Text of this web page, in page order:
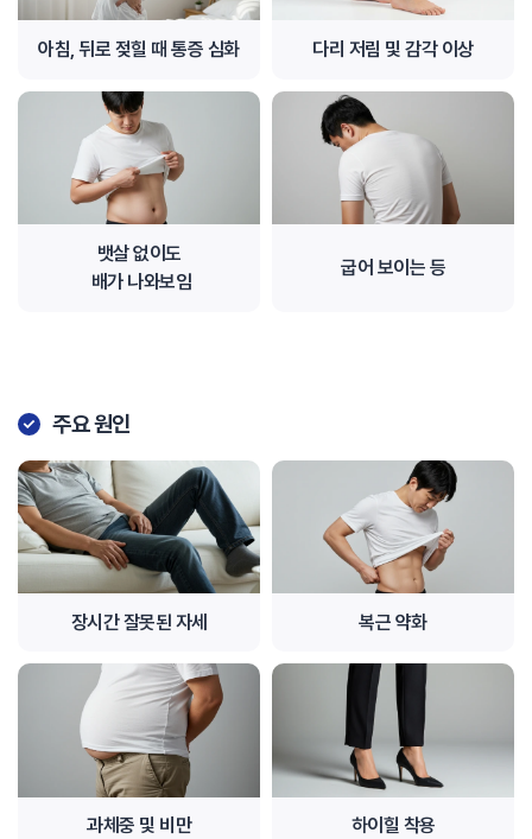
아침, 뒤로 젖힐 때 통증 심화 다리 저림 및 감각 이상
뱃살 없이도
배가 나와보임
굽어 보이는 등
주요 원인
장시간 잘못된 자세 복근 약화
과체중 및 비만 하이힐 착용